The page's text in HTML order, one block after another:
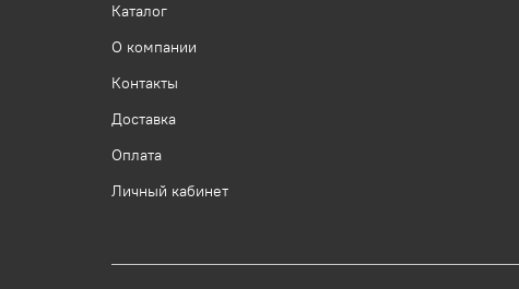
Каталог
О компании
Контакты
Доставка
Оплата
Личный кабинет